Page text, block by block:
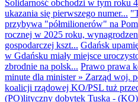
Solidarność obchodzi w tym roku
ukazania się pierwszego numer...
przybywa "półmilionerów" na
rocznej w 2025 roku,
gospodarczej kszt... Gdańsk
w Gdańsku miały miejsce
zbrodnie na polsk... Prawo prawa
minute dla minister» Zarząd woj.
koalicji rządowej KO/PSL tuż
(PO)lityczny dobytek Tuska -